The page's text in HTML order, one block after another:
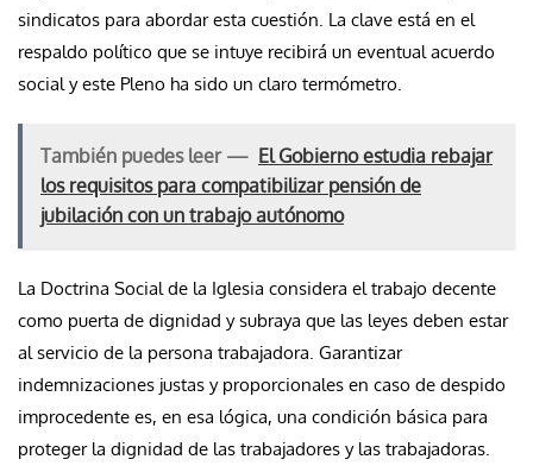
sindicatos para abordar esta cuestión. La clave está en el
respaldo político que se intuye recibirá un eventual acuerdo
social y este Pleno ha sido un claro termómetro.
También puedes leer — El Gobierno estudia rebajar
los requisitos para compatibilizar pensión de
jubilación con un trabajo autónomo
La Doctrina Social de la Iglesia considera el trabajo decente
como puerta de dignidad y subraya que las leyes deben estar
al servicio de la persona trabajadora. Garantizar
indemnizaciones justas y proporcionales en caso de despido
improcedente es, en esa lógica, una condición básica para
proteger la dignidad de las trabajadores y las trabajadoras.